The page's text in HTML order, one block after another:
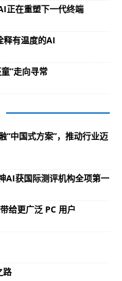
正在重塑下一代终端
释有温度的AI
”走向寻常
“中国式方案”，推动行业迈
AI获国际测评机构全项第一
给更广泛 PC 用户
路